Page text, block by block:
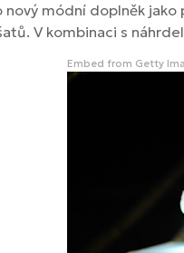
módní doplněk
V kombinaci s
Embed from Getty